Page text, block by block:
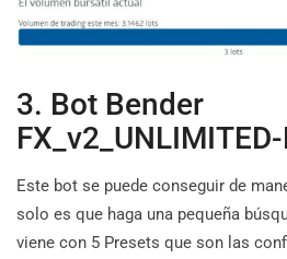
3. Bot Bender
Este bot se puede conseguir de
solo es que haga una pequeña
viene con 5 Presets que son las